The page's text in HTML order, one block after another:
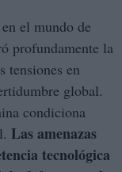
el mundo de
profundamente la
tensiones en
global.
condiciona
Las amenazas
tecnológica